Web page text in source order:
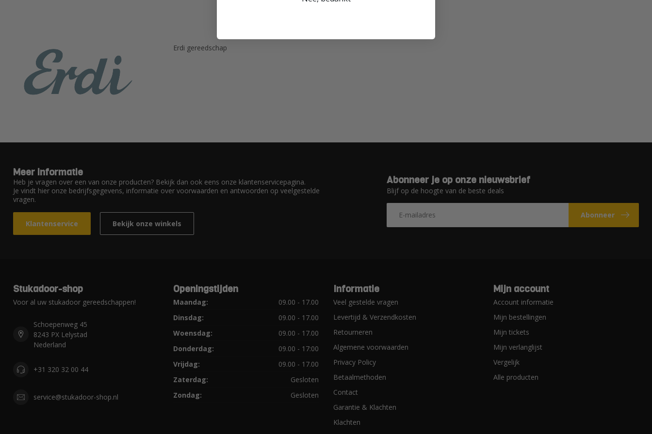
Erdi gereedschap
Meer informatie
Heb je vragen over een van onze producten? Bekijk dan ook eens onze klantenservicepagina.
Je vindt hier onze bedrijfsgegevens, informatie over voorwaarden en antwoorden op veelgestelde
vragen.
Klantenservice Bekijk onze winkels
Abonneer je op onze nieuwsbrief
Blijf op de hoogte van de beste deals
Abonneer
Stukadoor-shop
Voor al uw stukadoor gereedschappen!
Schoepenweg 45
8243 PX Lelystad
Nederland
+31 320 32 00 44
service@stukadoor-shop.nl
Openingstijden
Maandag:
09.00 - 17.00
Dinsdag:
09.00 - 17.00
Woensdag:
09.00 - 17.00
Donderdag:
09.00 - 17:00
Vrijdag:
09.00 - 17.00
Zaterdag:
Gesloten
Zondag:
Gesloten
Informatie
Veel gestelde vragen
Levertijd & Verzendkosten
Retourneren
Algemene voorwaarden
Privacy Policy
Betaalmethoden
Contact
Garantie & Klachten
Klachten
Mijn account
Account informatie
Mijn bestellingen
Mijn tickets
Mijn verlanglijst
Vergelijk
Alle producten